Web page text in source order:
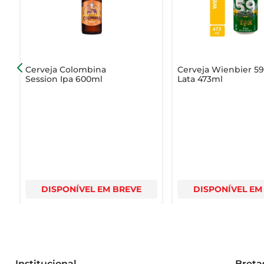
A Cerveja Michelob Ultra Super Light é mais do que
Cerveja Colombina
Session Ipa 600ml
DISPONÍVEL EM BREVE
Cerveja Wienbier
Lata 473ml
DISPONÍVEL